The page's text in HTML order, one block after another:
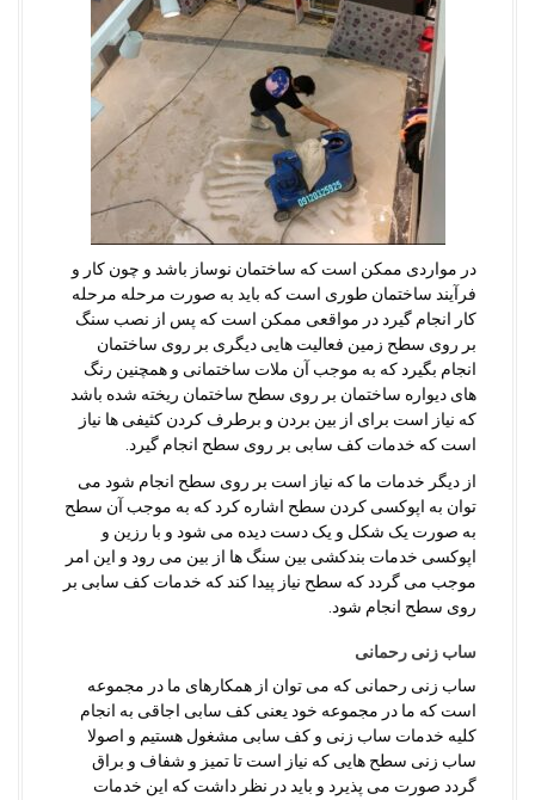
در مواردی ممکن است که ساختمان نوساز باشد و چون کار و
فرآیند ساختمان طوری است که باید به صورت مرحله مرحله
کار انجام گیرد در مواقعی ممکن است که پس از نصب سنگ
بر روی سطح زمین فعالیت هایی دیگری بر روی ساختمان
انجام بگیرد که به موجب آن ملات ساختمانی و همچنین رنگ
های دیواره ساختمان بر روی سطح ساختمان ریخته شده باشد
که نیاز است برای از بین بردن و برطرف کردن کثیفی ها نیاز
است که خدمات کف سابی بر روی سطح انجام گیرد.
از دیگر خدمات ما که نیاز است بر روی سطح انجام شود می
توان به اپوکسی کردن سطح اشاره کرد که به موجب آن سطح
به صورت یک شکل و یک دست دیده می شود و با رزین و
اپوکسی خدمات بندکشی بین سنگ ها از بین می رود و این امر
موجب می گردد که سطح نیاز پیدا کند که خدمات کف سابی بر
روی سطح انجام شود.
ساب زنی رحمانی
ساب زنی رحمانی که می توان از همکارهای ما در مجموعه
است که ما در مجموعه خود یعنی کف سابی اجاقی به انجام
کلیه خدمات ساب زنی و کف سابی مشغول هستیم و اصولا
ساب زنی سطح هایی که نیاز است تا تمیز و شفاف و براق
گردد صورت می پذیرد و باید در نظر داشت که این خدمات